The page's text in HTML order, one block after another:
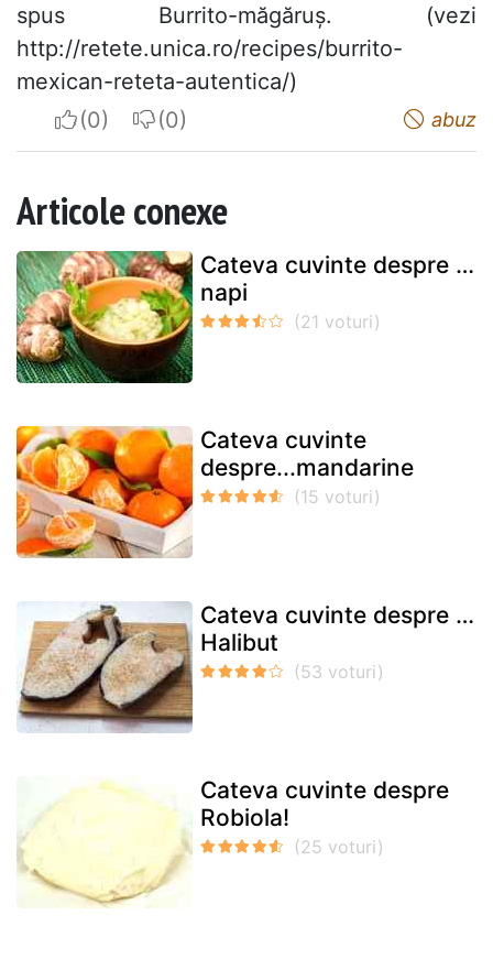
spus Burrito-măgăruș. (vezi
http://retete.unica.ro/recipes/burrito-
mexican-reteta-autentica/)
I apreciateI do not appreciate abuz
Articole conexe
Cateva cuvinte despre …
napi
Cateva cuvinte
despre...mandarine
Cateva cuvinte despre …
Halibut
Cateva cuvinte despre
Robiola!